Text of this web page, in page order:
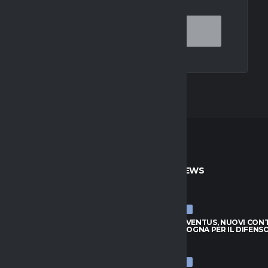
ULTIME NEWS
ULTIME NEWS
LUCUMÍ-JUVENTUS, NUOVI
CON IL BOLOGNA PER IL
ULTIME NEWS